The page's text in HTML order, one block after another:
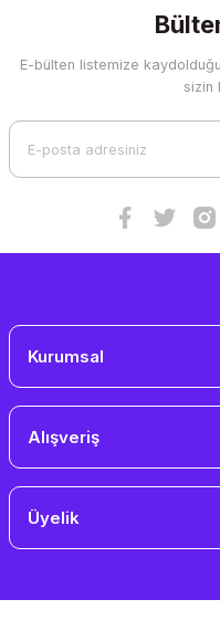
Görüş ve önerileriniz için
Ürün resmi kalitesiz,
E-bülten listemize
sizin
Kurumsal
Alışveriş
Üyelik